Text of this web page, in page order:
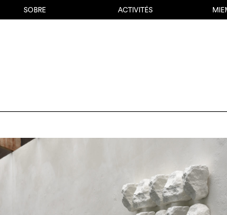
SOBRE ACTIVITÉS